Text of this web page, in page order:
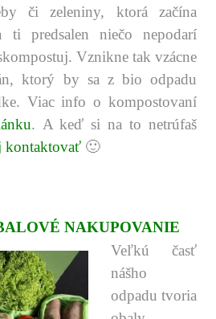
či zeleniny, ktorá začína
predsalen niečo nepodarí
Vznikne tak vzácne
ktorý by sa z bio odpadu
Viac info o kompostovaní
. A keď si na to netrúfaš
kontaktovať 🙂
NAKUPOVANIE
Veľkú časť
nášho
odpadu tvoria